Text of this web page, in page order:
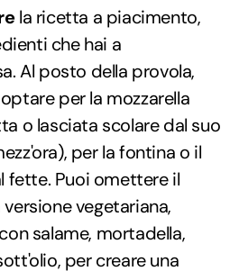
la ricetta a piacimento,
che hai a
Al posto della provola,
per la mozzarella
o lasciata scolare dal suo
per la fontina o il
fette. Puoi omettere il
vegetariana,
salame, mortadella,
per creare una